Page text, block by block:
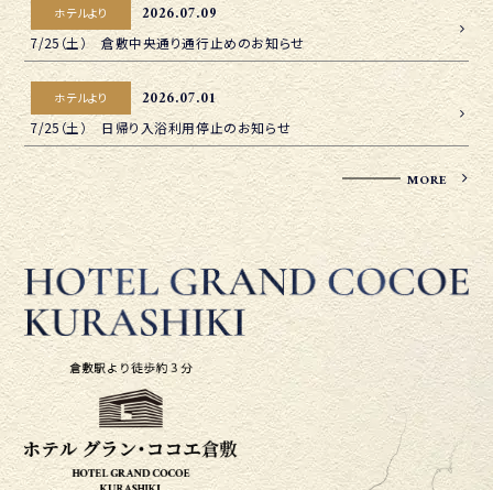
ホテルより 2026.07.09
7/25（土） 倉敷中央通り通行止めのお知らせ
ホテルより 2026.07.01
7/25（土） 日帰り入浴利用停止のお知らせ
MORE